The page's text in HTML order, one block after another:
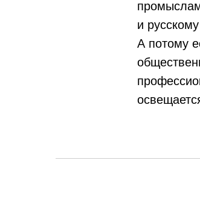
и
А потому